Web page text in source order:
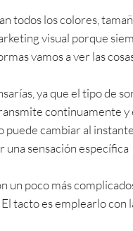
todos los colores,
visual porque
vamos a ver las
ya que el tipo de
continuamente y
cambiar al
una sensación específica
un poco más
tacto es emplearlo con